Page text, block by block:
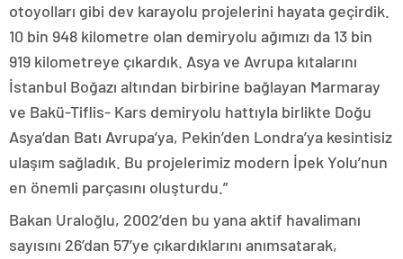
otoyolları gibi dev karayolu projelerini hayata geçirdik.
10 bin 948 kilometre olan demiryolu ağımızı da 13 bin
919 kilometreye çıkardık. Asya ve Avrupa kıtalarını
İstanbul Boğazı altından birbirine bağlayan Marmaray
ve Bakü-Tiflis- Kars demiryolu hattıyla birlikte Doğu
Asya’dan Batı Avrupa’ya, Pekin’den Londra’ya kesintisiz
ulaşım sağladık. Bu projelerimiz modern İpek Yolu’nun
en önemli parçasını oluşturdu.”
Bakan Uraloğlu, 2002’den bu yana aktif havalimanı
sayısını 26’dan 57’ye çıkardıklarını anımsatarak,